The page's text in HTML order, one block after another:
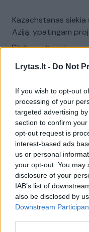
Lrytas.lt - Do Not
If you wish to opt-out
processing of your
targeted advertising
section to confirm
opt-out request is
interest-based ads
us or personal
your opt-out. You may
disclosure of your
IAB’s list of
also be disclosed by
Downstream
Kazachstanas
Aziją: ypatingam
Žinios | Pasaulis
Vilniuje: atskleidė
Žinios Lietuvos diena